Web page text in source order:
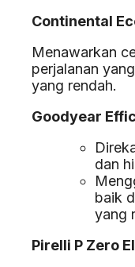
Continental
Menawarkan
perjalanan
yang rendah.
Goodyear
dan
baik
yang
Pirelli P Zero